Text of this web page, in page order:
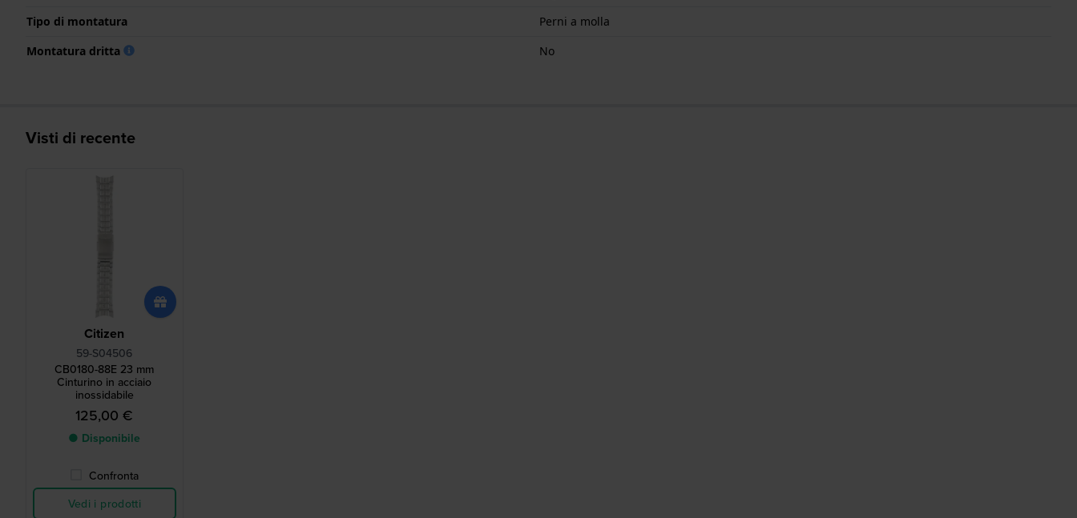
Tipo di montatura
Perni a molla
Montatura dritta
No
Visti di recente
Citizen
59-S04506
CB0180-88E 23 mm
Cinturino in acciaio
inossidabile
125,00 €
● Disponibile
Confronta
Vedi i prodotti